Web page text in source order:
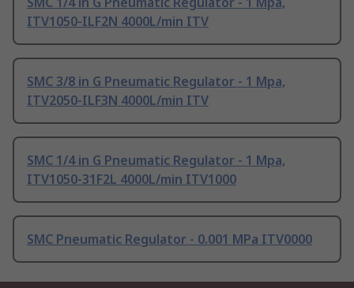
ITV1050-ILF2N 4000L/min ITV
SMC 3/8 in G Pneumatic Regulator - 1 Mpa,
ITV2050-ILF3N 4000L/min ITV
SMC 1/4 in G Pneumatic Regulator - 1 Mpa,
ITV1050-31F2L 4000L/min ITV1000
SMC Pneumatic Regulator - 0.001 MPa ITV0000